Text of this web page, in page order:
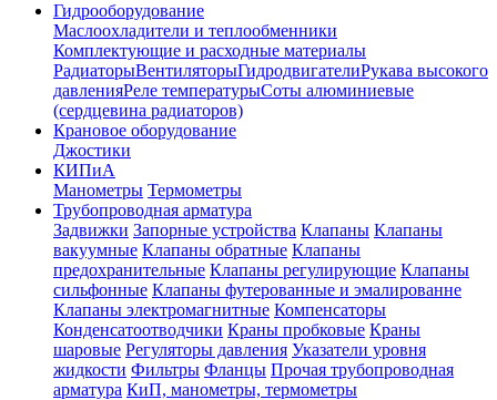
Гидрооборудование
Маслоохладители и теплообменники
Комплектующие и расходные материалы
РадиаторыВентиляторыГидродвигателиРукава высокого
давленияРеле температурыСоты алюминиевые
(сердцевина радиаторов)
Крановое оборудование
Джостики
КИПиА
Манометры Термометры
Трубопроводная арматура
Задвижки Запорные устройства Клапаны Клапаны
вакуумные Клапаны обратные Клапаны
предохранительные Клапаны регулирующие Клапаны
сильфонные Клапаны футерованные и эмалированне
Клапаны электромагнитные Компенсаторы
Конденсатоотводчики Краны пробковые Краны
шаровые Регуляторы давления Указатели уровня
жидкости Фильтры Фланцы Прочая трубопроводная
арматура КиП, манометры, термометры